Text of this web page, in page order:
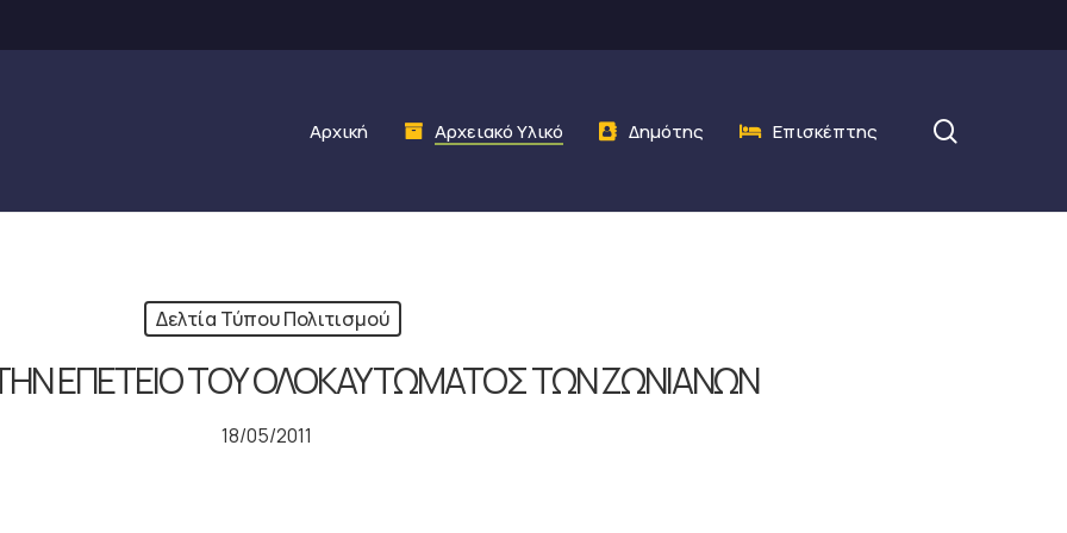
Αρχική Αρχειακό Υλικό Δημότης Επισκέπτης
Δελτία Τύπου Πολιτισμού
ΕΠΕΤΕΙΟ ΤΟΥ ΟΛΟΚΑΥΤΩΜΑΤΟΣ ΤΩΝ ΖΩΝΙΑΝΩΝ
18/05/2011